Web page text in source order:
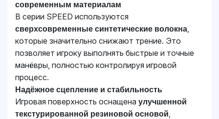
современным материалам
В серии SPEED используются
сверхсовременные синтетические волокна,
которые значительно снижают трение. Это
позволяет игроку выполнять быстрые и точные
манёвры, полностью контролируя игровой
процесс.
Надёжное сцепление и стабильность
Игровая поверхность оснащена улучшенной
текстурированной резиновой основой,